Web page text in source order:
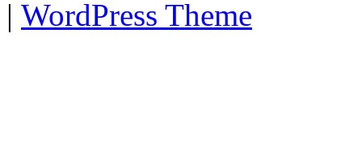
| WordPress Theme